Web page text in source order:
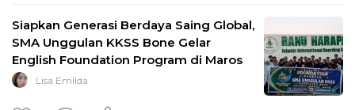
Siapkan Generasi Berdaya Saing Global,
SMA Unggulan KKSS Bone Gelar
English Foundation Program di Maros
Lisa Emilda